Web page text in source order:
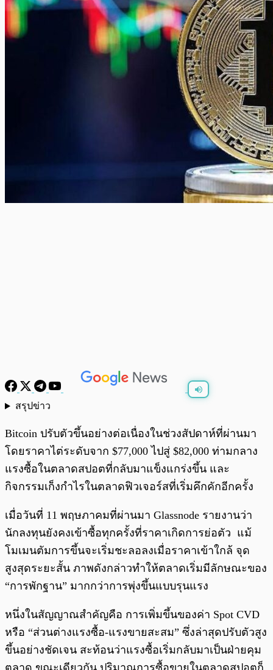
สรุปข่าว
Bitcoin ปรับตัวขึ้นอย่างต่อเนื่องในช่วงสัปดาห์ที่ผ่านมา
โดยราคาไต่ระดับจาก $77,000 ไปสู่ $82,000 ท่ามกลาง
แรงซื้อในตลาดสปอตที่กลับมาแข็งแกร่งขึ้น และ
กิจกรรมเก็งกำไรในตลาดฟิวเจอร์สที่เริ่มคึกคักอีกครั้ง
เมื่อวันที่ 11 พฤษภาคมที่ผ่านมา Glassnode รายงานว่า
นักลงทุนยังคงเข้าซื้อทุกครั้งที่ราคาเกิดการย่อตัว แม้
โมเมนตัมการขึ้นจะเริ่มชะลอลงเมื่อราคาเข้าใกล้ จุด
สูงสุดระยะสั้น ภาพดังกล่าวทำให้ตลาดเริ่มมีลักษณะของ
“การพักฐาน” มากกว่าการพุ่งขึ้นแบบรุนแรง
หนึ่งในสัญญาณสำคัญคือ การเพิ่มขึ้นของค่า Spot CVD
หรือ “ส่วนต่างแรงซื้อ-แรงขายสะสม” ซึ่งล่าสุดปรับตัวสูง
ขึ้นอย่างชัดเจน สะท้อนว่าแรงซื้อเริ่มกลับมาเป็นฝ่ายคุม